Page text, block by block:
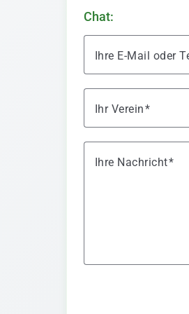
Chat:
Ihre E-Mail oder
Ihr Verein
Ihre Nachricht